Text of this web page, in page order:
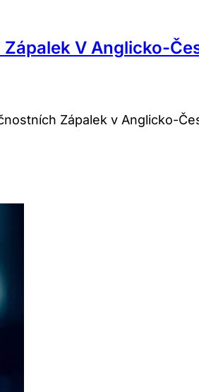
V Anglicko-
Zápalek v Anglicko-